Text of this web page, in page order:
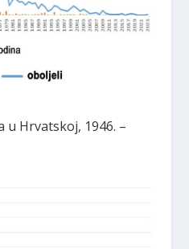
u Hrvatskoj, 1946. –